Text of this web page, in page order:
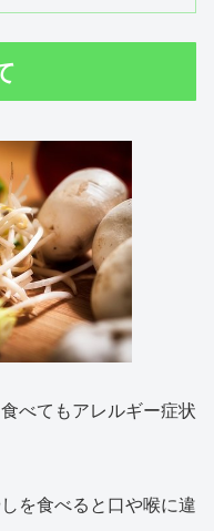
べてもアレルギー症状
を食べると口や喉に違